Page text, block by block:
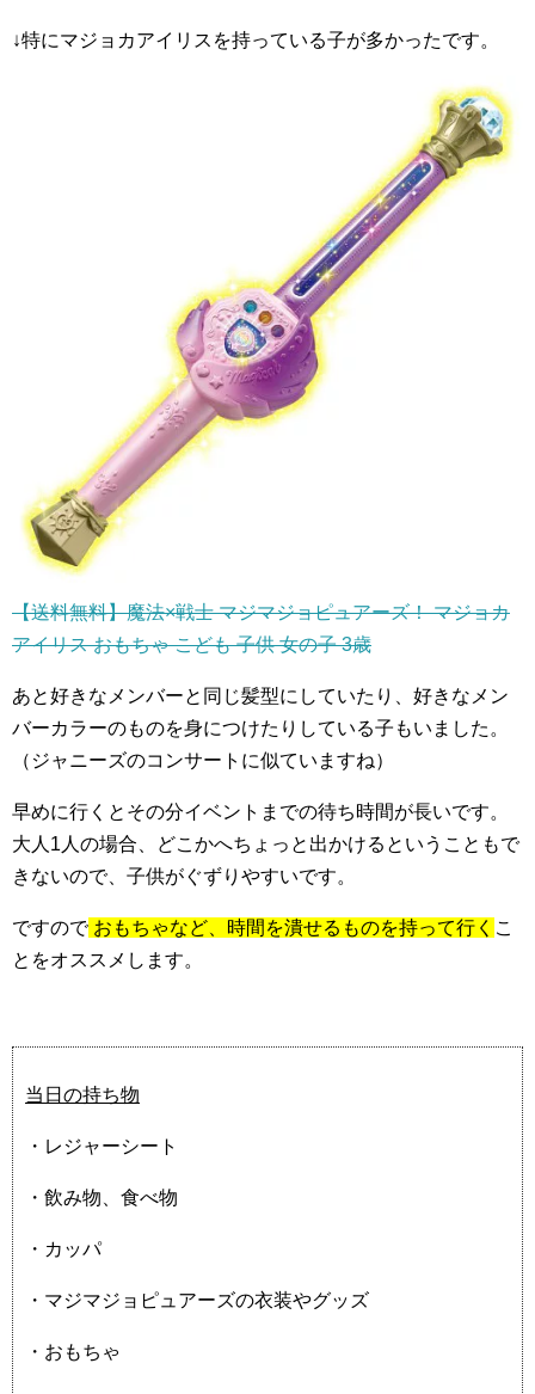
↓特にマジョカアイリスを持っている子が多かったです。
【送料無料】魔法×戦士 マジマジョピュアーズ！ マジョカ
アイリス おもちゃ こども 子供 女の子 3歳
あと好きなメンバーと同じ髪型にしていたり、好きなメン
バーカラーのものを身につけたりしている子もいました。
（ジャニーズのコンサートに似ていますね）
早めに行くとその分イベントまでの待ち時間が長いです。
大人1人の場合、どこかへちょっと出かけるということもで
きないので、子供がぐずりやすいです。
ですので おもちゃなど、時間を潰せるものを持って行く こ
とをオススメします。
当日の持ち物
・レジャーシート
・飲み物、食べ物
・カッパ
・マジマジョピュアーズの衣装やグッズ
・おもちゃ